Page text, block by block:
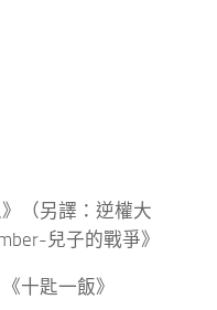
（另譯：逆權大
兒子的戰爭》
十匙一飯》